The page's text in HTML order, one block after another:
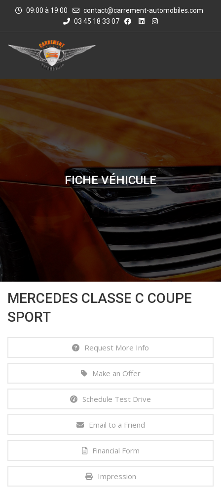
09:00 à 19:00
contact@carrement-automobiles.com
03 45 18 33 07
FICHE VÉHICULE
MERCEDES CLASSE C COUPE
SPORT
Request More Info
Make an Offer
Schedule Test Drive
Email to a Friend
Financial Form
Impression